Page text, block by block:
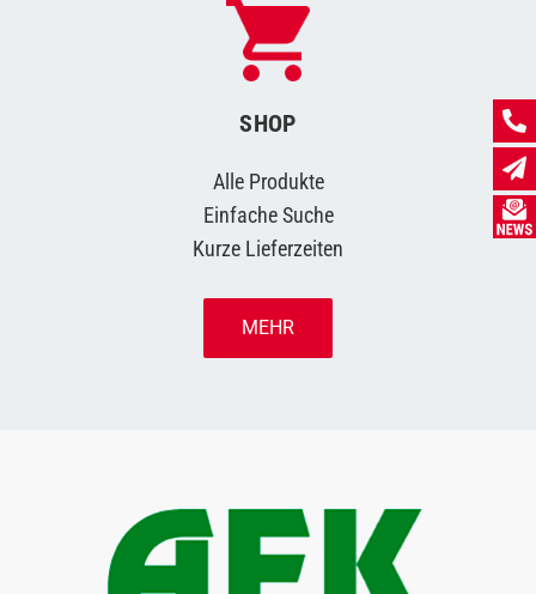
SHOP
Alle Produkte
Einfache Suche
Kurze Lieferzeiten
MEHR